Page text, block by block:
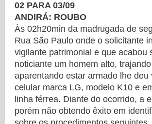
02 PARA 03/09
ANDIRÁ: ROUBO
Às 02h20min da madrugada de
Rua São Paulo onde o solicitante
vigilante patrimonial e que
noticiante um homem alto,
aparentando estar armado lhe
celular marca LG, modelo K10 e
linha férrea. Diante do ocorrido, a
porém não obtendo êxito em